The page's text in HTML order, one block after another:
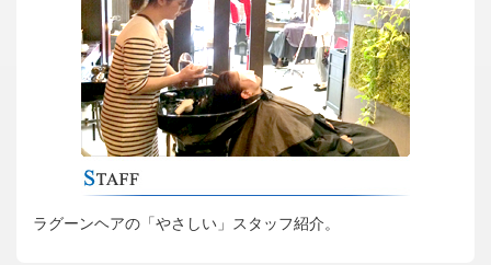
ラグーンヘアの「やさしい」スタッフ紹介。